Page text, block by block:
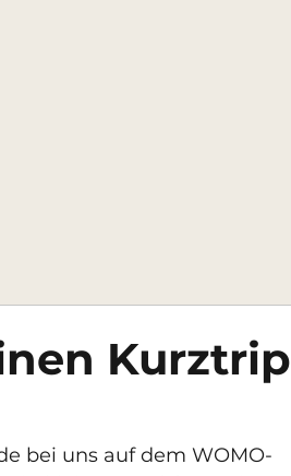
Kurztrip
bei uns auf dem WOMO-